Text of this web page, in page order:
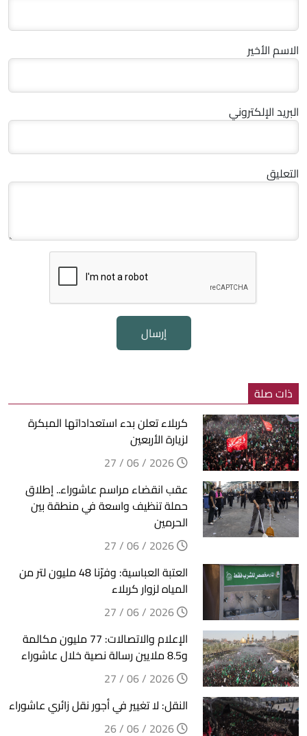
الاسم الأخير
البريد الإلكتروني
التعليق
إرسال
ذات صلة
كربلاء تعلن بدء استعداداتها المبكرة
لزيارة الأربعين
عقب انقضاء مراسم عاشوراء.. إطلاق
حملة تنظيف واسعة في منطقة بين
الحرمين
العتبة العباسية: وفرّنا 48 مليون لتر من
المياه لزوار كربلاء
الإعلام والاتصالات: 77 مليون مكالمة
و8.5 ملايين رسالة نصية خلال عاشوراء
النقل: لا تغيير في أجور نقل زائري عاشوراء